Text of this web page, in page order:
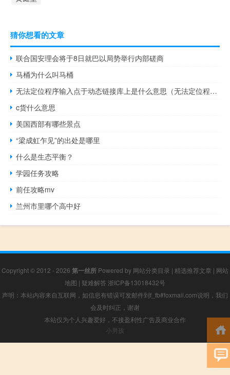
猜你想看的文章
联合国安理会将于8日就巴以局势举行内部磋商
马桶为什么叫马桶
无法定位程序输入点于动态链接库上是什么意思（无法定位程序输入点于动态链接库上）
c货什么意思
美国西部有哪些景点
“梁成虹乍见”的出处是哪里
什么是生态平衡？
学园任务攻略
前任攻略mv
兰州市里哪个高中好
Copyright © 2012 - 2026 第一丝所 Powered by 网站分类目录 | 精选推荐文章 | 网站
地图 | 疑难解答 浙ICP备13018432号
声明：本站内容来自互联网，如信息有错误可发邮件到f_fb#foxmail.com说明，我们
会及时纠正，谢谢
本站仅为个人兴趣爱好，不接盈利性广告及商业合作
小男孩